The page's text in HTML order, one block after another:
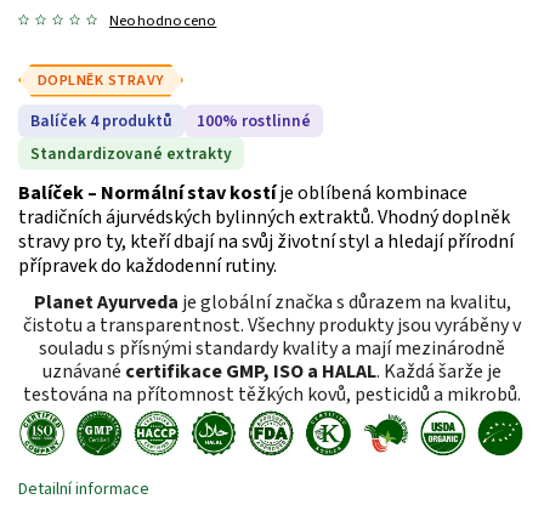
Neohodnoceno
DOPLNĚK STRAVY
Balíček 4 produktů
100% rostlinné
Standardizované extrakty
Balíček – Normální stav kostíje oblíbená kombinace
tradičních ájurvédských bylinných extraktů. Vhodný doplněk
stravy pro ty, kteří dbají na svůj životní styl a hledají přírodní
přípravek do každodenní rutiny.
Planet Ayurveda je globální značka s důrazem na kvalitu,
čistotu a transparentnost. Všechny produkty jsou vyráběny v
souladu s přísnými standardy kvality a mají mezinárodně
uznávané certifikace GMP, ISO a HALAL. Každá šarže je
testována na přítomnost těžkých kovů, pesticidů a mikrobů.
Detailní informace